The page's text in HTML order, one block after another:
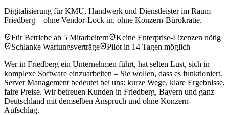
Digitalisierung für KMU, Handwerk und Dienstleister im Raum
Friedberg – ohne Vendor-Lock-in, ohne Konzern-Bürokratie.
Für Betriebe ab 5 Mitarbeitern
Keine Enterprise-Lizenzen nötig
Schlanke Wartungsverträge
Pilot in 14 Tagen möglich
Wer in Friedberg ein Unternehmen führt, hat selten Lust, sich in
komplexe Software einzuarbeiten – Sie wollen, dass es funktioniert.
Server Management bedeutet bei uns: kurze Wege, klare Ergebnisse,
faire Preise. Wir betreuen Kunden in Friedberg, Bayern und ganz
Deutschland mit demselben Anspruch und ohne Konzern-
Aufschlag.